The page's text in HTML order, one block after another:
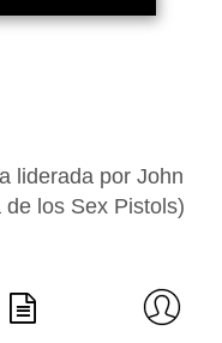
liderada por John
los Sex Pistols)